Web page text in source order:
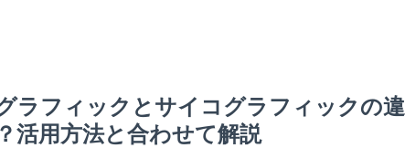
ラフィックとサイコグラフィックの違
活用方法と合わせて解説